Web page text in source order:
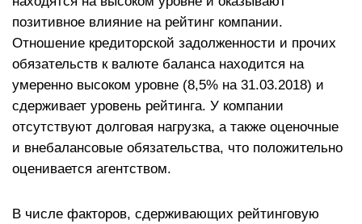
позитивное влияние на рейтинг компании.
Отношение кредиторской задолженности и прочих
обязательств к валюте баланса находится на
умеренно высоком уровне (8,5% на 31.03.2018) и
сдерживает уровень рейтинга. У компании
отсутствуют долговая нагрузка, а также оценочные
и внебалансовые обязательства, что положительно
оценивается агентством.
В числе факторов, сдерживающих рейтинговую